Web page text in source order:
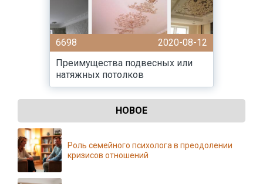
6698
2020-08-12
Преимущества подвесных или
натяжных потолков
НОВОЕ
Роль семейного психолога в преодолении
кризисов отношений